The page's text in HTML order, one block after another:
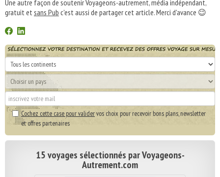
Une autre façon de soutenir Voyageons-autrement, média indépendant,
gratuit etsans Pub c'est aussi de partager cet article. Merci d'avance 😉
Cochez cette case pour validervos choix pour recevoir bons plans, newsletter
et offres partenaires
15 voyages sélectionnés par Voyageons-
Autrement.com